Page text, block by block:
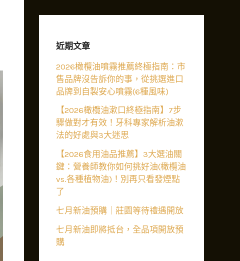
近期文章
2026橄欖油噴霧推薦終極指南：市
售品牌沒告訴你的事，從挑選進口
品牌到自製安心噴霧(6種風味)
【2026橄欖油漱口終極指南】7步
驟做對才有效！牙科專家解析油漱
法的好處與3大迷思
【2026食用油品推薦】3大選油關
鍵：營養師教你如何挑好油(橄欖油
vs.各種植物油)！別再只看發煙點
了
七月新油預購｜莊園等待禮遇開放
七月新油即將抵台，全品項開放預
購